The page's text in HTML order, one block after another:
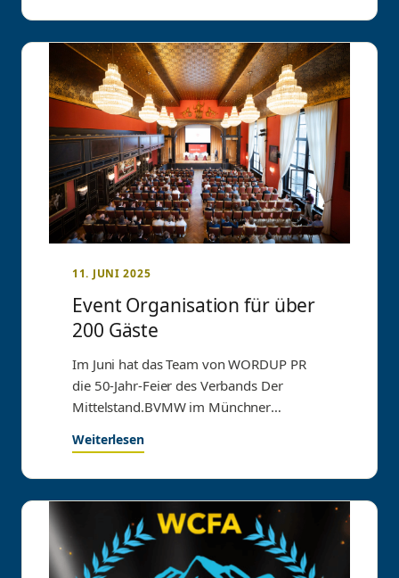
11. JUNI 2025
Event Organisation für über
200 Gäste
Im Juni hat das Team von WORDUP PR
die 50-Jahr-Feier des Verbands Der
Mittelstand.BVMW im Münchner
Weiterlesen